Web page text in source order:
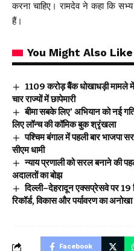
करना चाहिए। रामदेव ने कहा कि
हैं।
You Might Also Like
₹1109 करोड़ बैंक धोखाधड़ी मामले
चार राज्यों में छापेमारी
बीमा सबके लिए’ अभियान को नई
लिए लॉन्च की कॉमिक बुक श्रृंखला
पश्चिम बंगाल में पहली बार भाजपा
सीएम धामी
न्याय प्रणाली को सरल बनाने की
अदालतों का बोझ
दिल्ली–देहरादून एक्सप्रेसवे पर 19
रिकॉर्ड, विकास और पर्यावरण का
Facebook